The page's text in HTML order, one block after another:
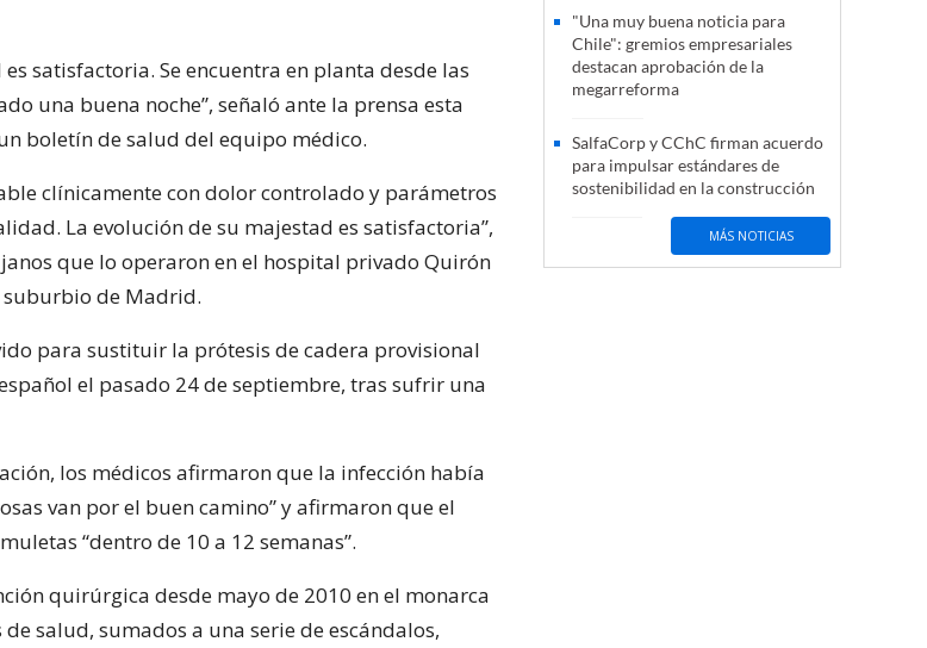
satisfactoria. Se encuentra en planta desde las
una buena noche”, señaló ante la prensa esta
boletín de salud del equipo médico.
clínicamente con dolor controlado y parámetros
La evolución de su majestad es satisfactoria”,
que lo operaron en el hospital privado Quirón
suburbio de Madrid.
para sustituir la prótesis de cadera provisional
el pasado 24 de septiembre, tras sufrir una
los médicos afirmaron que la infección había
van por el buen camino” y afirmaron que el
“dentro de 10 a 12 semanas”.
quirúrgica desde mayo de 2010 en el monarca
salud, sumados a una serie de escándalos,
"Una muy buena noticia para
Chile": gremios empresariales
destacan aprobación de la
megarreforma
SalfaCorp y CChC firman acuerdo
para impulsar estándares de
sostenibilidad en la construcción
MÁS NOTICIAS